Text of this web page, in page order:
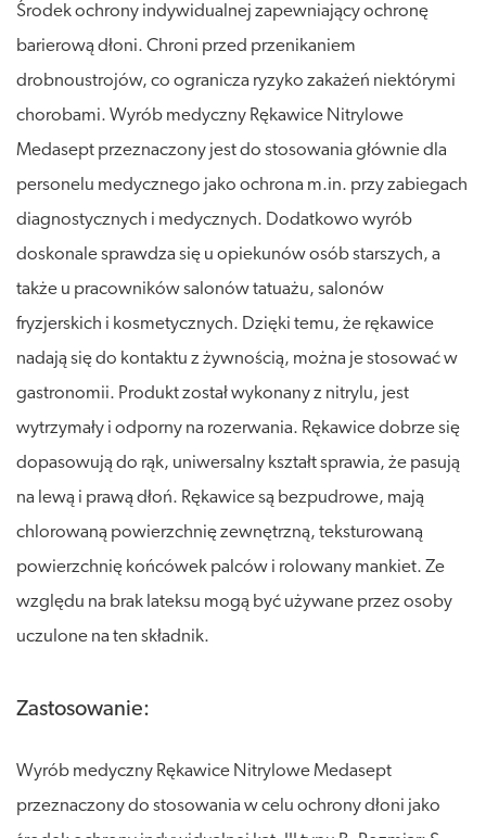
Środek ochrony indywidualnej zapewniający ochronę
barierową dłoni. Chroni przed przenikaniem
drobnoustrojów, co ogranicza ryzyko zakażeń niektórymi
chorobami. Wyrób medyczny Rękawice Nitrylowe
Medasept przeznaczony jest do stosowania głównie dla
personelu medycznego jako ochrona m.in. przy zabiegach
diagnostycznych i medycznych. Dodatkowo wyrób
doskonale sprawdza się u opiekunów osób starszych, a
także u pracowników salonów tatuażu, salonów
fryzjerskich i kosmetycznych. Dzięki temu, że rękawice
nadają się do kontaktu z żywnością, można je stosować w
gastronomii. Produkt został wykonany z nitrylu, jest
wytrzymały i odporny na rozerwania. Rękawice dobrze się
dopasowują do rąk, uniwersalny kształt sprawia, że pasują
na lewą i prawą dłoń. Rękawice są bezpudrowe, mają
chlorowaną powierzchnię zewnętrzną, teksturowaną
powierzchnię końcówek palców i rolowany mankiet. Ze
względu na brak lateksu mogą być używane przez osoby
uczulone na ten składnik.
Zastosowanie:
Wyrób medyczny Rękawice Nitrylowe Medasept
przeznaczony do stosowania w celu ochrony dłoni jako